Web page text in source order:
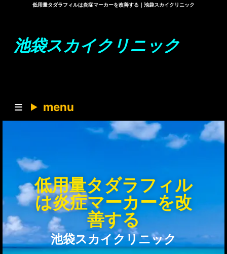
低用量タダラフィルは炎症マーカーを改善する｜池袋スカイクリニック
池袋スカイクリニック
menu
低用量タダラフィル
は炎症マーカーを改
善する
池袋スカイクリニック